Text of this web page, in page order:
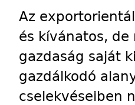
Az
és kívánatos,
gazdaság saját
gazdálkodó
cselekvéseiben